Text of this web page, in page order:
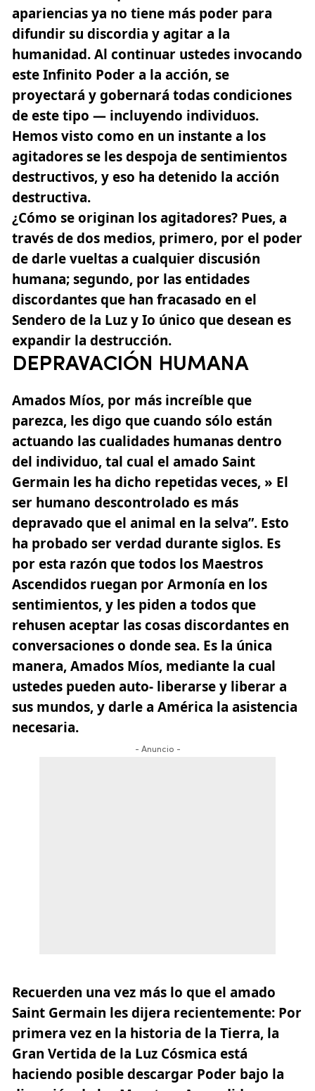
apariencias ya no tiene más poder para
difundir su discordia y agitar a la
humanidad. Al continuar ustedes invocando
este Infinito Poder a la acción, se
proyectará y gobernará todas condiciones
de este tipo — incluyendo individuos.
Hemos visto como en un instante a los
agitadores se les despoja de sentimientos
destructivos, y eso ha detenido la acción
destructiva.
¿Cómo se originan los agitadores? Pues, a
través de dos medios, primero, por el poder
de darle vueltas a cualquier discusión
humana; segundo, por las entidades
discordantes que han fracasado en el
Sendero de la Luz y Io único que desean es
expandir la destrucción.
DEPRAVACIÓN HUMANA
Amados Míos, por más increíble que
parezca, les digo que cuando sólo están
actuando las cualidades humanas dentro
del individuo, tal cual el amado Saint
Germain les ha dicho repetidas veces, » El
ser humano descontrolado es más
depravado que el animal en la selva”. Esto
ha probado ser verdad durante siglos. Es
por esta razón que todos los Maestros
Ascendidos ruegan por Armonía en los
sentimientos, y les piden a todos que
rehusen aceptar las cosas discordantes en
conversaciones o donde sea. Es la única
manera, Amados Míos, mediante la cual
ustedes pueden auto- liberarse y liberar a
sus mundos, y darle a América la asistencia
necesaria.
- Anuncio -
Recuerden una vez más lo que el amado
Saint Germain les dijera recientemente: Por
primera vez en la historia de la Tierra, la
Gran Vertida de la Luz Cósmica está
haciendo posible descargar Poder bajo la